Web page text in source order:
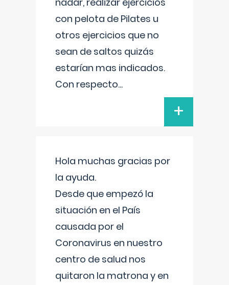
con pelota de Pilates u
otros ejercicios que no
sean de saltos quizás
estarían mas indicados.
Con respecto...
+
Hola muchas gracias por
la ayuda.
Desde que empezó la
situación en el País
causada por el
Coronavirus en nuestro
centro de salud nos
quitaron la matrona y en